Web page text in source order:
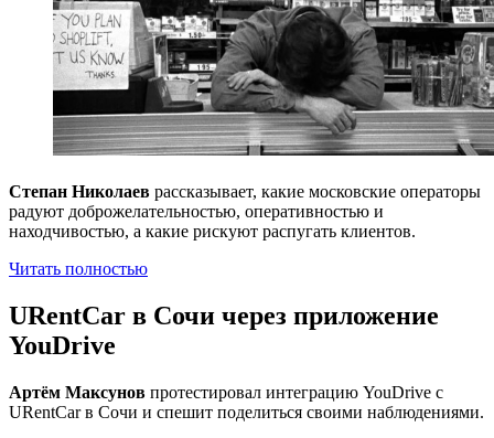
Степан Николаев рассказывает, какие московские операторы
радуют доброжелательностью, оперативностью и
находчивостью, а какие рискуют распугать клиентов.
Читать полностью
URentCar в Сочи через приложение
YouDrive
Артём Максунов протестировал интеграцию YouDrive с
URentCar в Сочи и спешит поделиться своими наблюдениями.